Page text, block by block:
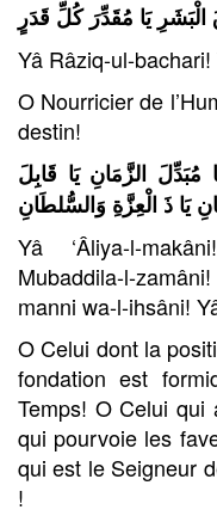
الْبَشَرِ يَا مُقَدِّرَ كُلِّ قَدَرٍ
Yâ Râziq-ul-
O Nourricier de
destin!
مُبَدِّلَ الزَّمَانِ يَا قَابِلَ
يَا ذَ الْعِزَّةِ وَالسُّلطَانِ
Yâ ‘Âliya-l-
Mubaddila-l-
manni wa-l-ihsâni!
O Celui dont la
fondation est
Temps! O Celui qui
qui pourvoie les
qui est le Seigneur
!